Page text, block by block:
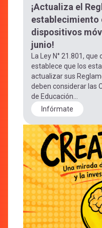
¡Actualiza el
establecimiento
dispositivos
junio!
La Ley N° 21.801,
establece que los
actualizar sus
deben considerar las
de Educación...
Infórmate